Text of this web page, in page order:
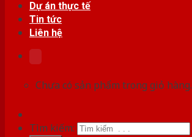
Dự án thực tế
Tin tức
Liên hệ
Chưa có sản phẩm trong giỏ hàng.
Tìm kiếm: